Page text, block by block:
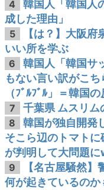
4
韓国人「韓国人
成した理由」
5
【は？】大阪
いい所を学ぶ
6
韓国人「韓国サ
もない言い訳がこ
（ﾌﾞﾙﾌﾞﾙ」＝韓国
7 千葉県 ムスリム
8
韓国が独自開発
そこら辺のトマト
が判明して大問題に
9
【名古屋騒然
何が起きているの